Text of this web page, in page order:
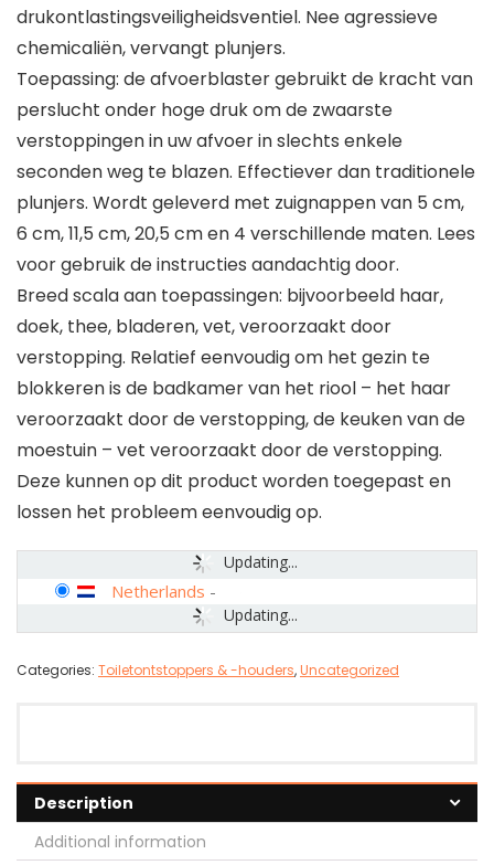
drukontlastingsveiligheidsventiel. Nee agressieve
chemicaliën, vervangt plunjers.
Toepassing: de afvoerblaster gebruikt de kracht van
perslucht onder hoge druk om de zwaarste
verstoppingen in uw afvoer in slechts enkele
seconden weg te blazen. Effectiever dan traditionele
plunjers. Wordt geleverd met zuignappen van 5 cm,
6 cm, 11,5 cm, 20,5 cm en 4 verschillende maten. Lees
voor gebruik de instructies aandachtig door.
Breed scala aan toepassingen: bijvoorbeeld haar,
doek, thee, bladeren, vet, veroorzaakt door
verstopping. Relatief eenvoudig om het gezin te
blokkeren is de badkamer van het riool – het haar
veroorzaakt door de verstopping, de keuken van de
moestuin – vet veroorzaakt door de verstopping.
Deze kunnen op dit product worden toegepast en
lossen het probleem eenvoudig op.
Updating...
Updating...
Netherlands -
Categories: Toiletontstoppers & -houders,Uncategorized
Description
Additional information